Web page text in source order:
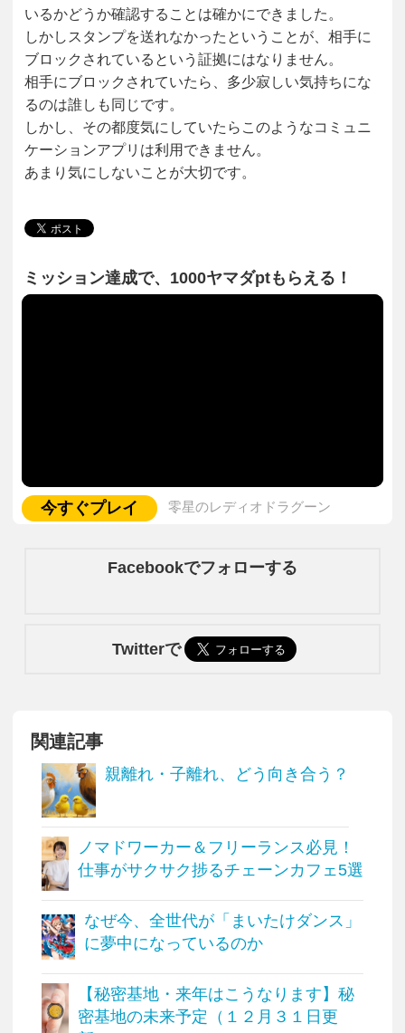
いるかどうか確認することは確かにできました。
しかしスタンプを送れなかったということが、相手に
ブロックされているという証拠にはなりません。
相手にブロックされていたら、多少寂しい気持ちにな
るのは誰しも同じです。
しかし、その都度気にしていたらこのようなコミュニ
ケーションアプリは利用できません。
あまり気にしないことが大切です。
ミッション達成で、1000ヤマダptもらえる！
今すぐプレイ 零星のレディオドラグーン
Facebookでフォローする
Twitterで
関連記事
親離れ・子離れ、どう向き合う？
ノマドワーカー＆フリーランス必見！
仕事がサクサク捗るチェーンカフェ5選
なぜ今、全世代が「まいたけダンス」
に夢中になっているのか
【秘密基地・来年はこうなります】秘
密基地の未来予定（１２月３１日更